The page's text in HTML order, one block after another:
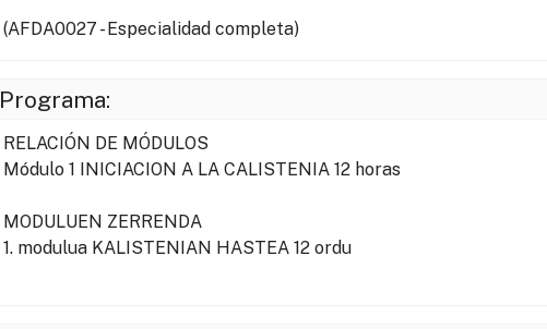
(AFDA0027 - Especialidad completa)
Programa:
RELACIÓN DE MÓDULOS
Módulo 1 INICIACION A LA CALISTENIA 12 horas
MODULUEN ZERRENDA
1. modulua KALISTENIAN HASTEA 12 ordu